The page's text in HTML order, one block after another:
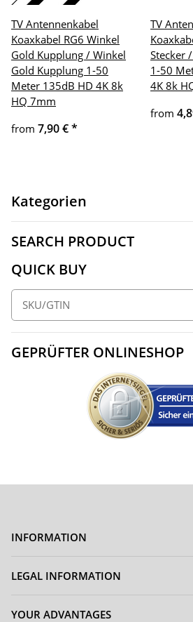
TV Antennenkabel
Koaxkabel RG6 Winkel
Gold Kupplung / Winkel
Gold Kupplung 1-50
Meter 135dB HD 4K 8k
HQ 7mm
from 7,90 €*
TV
Stecker
1-50
4K 8k
from
Kategorien
SEARCH PRODUCT
QUICK BUY
GEPRÜFTER ONLINESHOP
INFORMATION
LEGAL INFORMATION
YOUR ADVANTAGES